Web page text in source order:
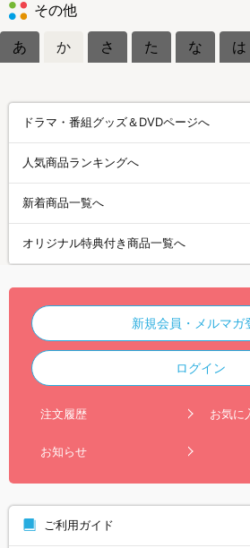
その他
あ か さ た な は
ドラマ・番組グッズ＆DVDページへ
人気商品ランキングへ
新着商品一覧へ
オリジナル特典付き商品一覧へ
新規会員・メルマガ
ログイン
注文履歴 お気に
お知らせ
ご利用ガイド